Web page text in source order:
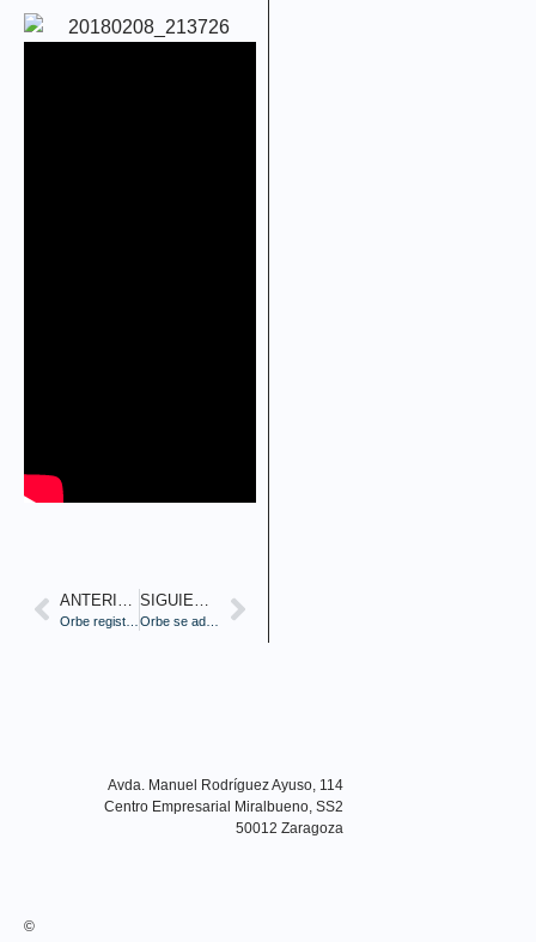
Avda. Manuel Rodríguez Ayuso, 114
Centro Empresarial Miralbueno, SS2
50012 Zaragoza
©